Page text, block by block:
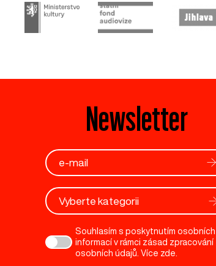
Newsletter
Vyberte kategorii
Souhlasím s poskytnutím osobních
informací v rámci zásad zpracování
osobních údajů. Více zde.